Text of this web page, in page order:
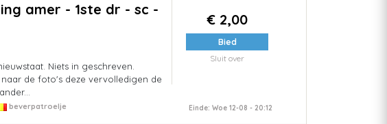
amer - 1ste dr - sc -
Niets in geschreven.
de foto's deze vervolledigen de
€ 2,00
Bied
Sluit over
beverpatroelje Einde: Woe 12-08 - 20:12